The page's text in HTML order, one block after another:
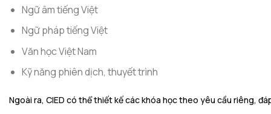
Ngữ âm tiếng Việt
Ngữ pháp tiếng Việt
Văn học Việt Nam
Kỹ năng phiên dịch, thuyết trình
Ngoài ra, CIED có thể thiết kế các khóa học theo yêu cầu riêng,